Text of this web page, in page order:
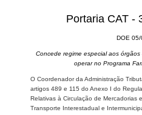
Portaria CAT -
DOE
Concede regime especial aos
operar no Programa
O Coordenador da Administração
artigos 489 e 115 do Anexo I do
Relativas à Circulação de Mercadorias
Transporte Interestadual e